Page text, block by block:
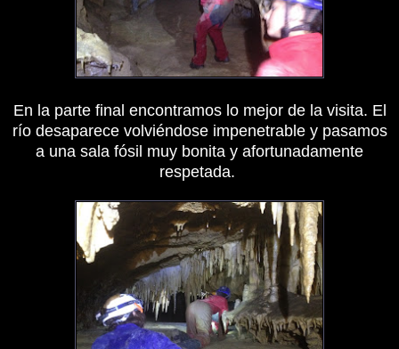
En la parte final encontramos lo mejor de la visita. El
río desaparece volviéndose impenetrable y pasamos
a una sala fósil muy bonita y afortunadamente
respetada.